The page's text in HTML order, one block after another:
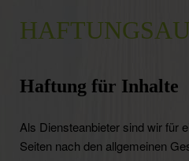
Haftung für Inhalte
Als Diensteanbieter sind wir für
Seiten nach den allgemeinen